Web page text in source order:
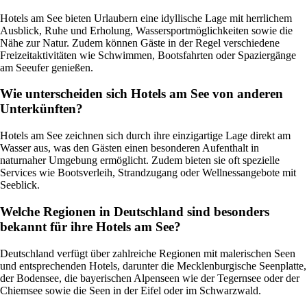
Hotels am See bieten Urlaubern eine idyllische Lage mit herrlichem
Ausblick, Ruhe und Erholung, Wassersportmöglichkeiten sowie die
Nähe zur Natur. Zudem können Gäste in der Regel verschiedene
Freizeitaktivitäten wie Schwimmen, Bootsfahrten oder Spaziergänge
am Seeufer genießen.
Wie unterscheiden sich Hotels am See von anderen
Unterkünften?
Hotels am See zeichnen sich durch ihre einzigartige Lage direkt am
Wasser aus, was den Gästen einen besonderen Aufenthalt in
naturnaher Umgebung ermöglicht. Zudem bieten sie oft spezielle
Services wie Bootsverleih, Strandzugang oder Wellnessangebote mit
Seeblick.
Welche Regionen in Deutschland sind besonders
bekannt für ihre Hotels am See?
Deutschland verfügt über zahlreiche Regionen mit malerischen Seen
und entsprechenden Hotels, darunter die Mecklenburgische Seenplatte,
der Bodensee, die bayerischen Alpenseen wie der Tegernsee oder der
Chiemsee sowie die Seen in der Eifel oder im Schwarzwald.